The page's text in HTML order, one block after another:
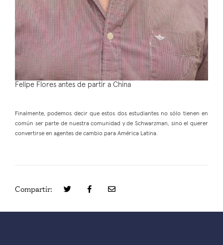
Felipe Flores antes de partir a China
Finalmente, podemos decir que estos dos estudiantes no sólo tienen en
común ser parte de nuestra comunidad y de Schwarzman, sino el querer
convertirse en agentes de cambio para América Latina.
Compartir: